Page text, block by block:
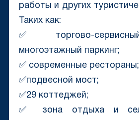
работы и других
Таких как:
✅ торгово-
многоэтажный паркинг;
✅ современные рестораны;
✅подвесной мост;
✅29 коттеджей;
✅ зона отдыха и